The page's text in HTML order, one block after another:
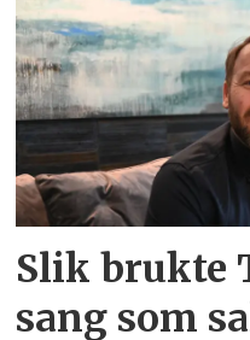
Slik brukte
sang som